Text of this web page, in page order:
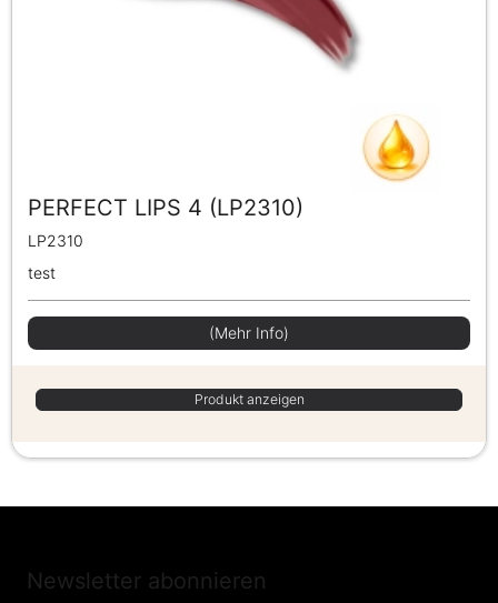
PERFECT LIPS 4 (LP2310)
LP2310
test
(Mehr Info)
Produkt anzeigen
Newsletter abonnieren